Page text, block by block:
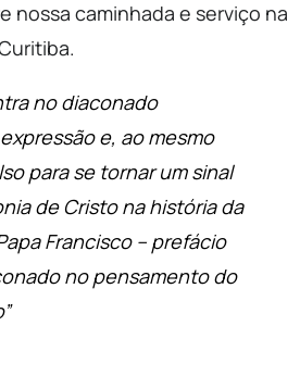
nossa caminhada e serviço na
no diaconado
e, ao mesmo
para se tornar um sinal
de Cristo na história da
Francisco – prefácio
no pensamento do